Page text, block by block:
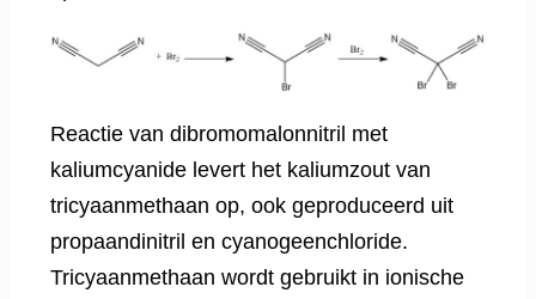
Reactie van dibromomalonnitril met
kaliumcyanide levert het kaliumzout van
tricyaanmethaan op, ook geproduceerd uit
propaandinitril en cyanogeenchloride.
Tricyaanmethaan wordt gebruikt in ionische